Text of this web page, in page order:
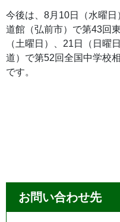
今後は、8月10日（水曜
道館（弘前市）で第43回
（土曜日）、21日（日曜
道）で第52回全国中学校
です。
お問い合わせ先